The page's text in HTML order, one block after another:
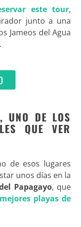
este tour,
junto a una
Jameos del Agua
UNO DE LOS
QUE VER
de esos lugares
unos días en la
Papagayo, que
mejores playas de